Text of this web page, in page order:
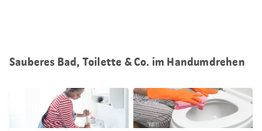
Sauberes Bad, Toilette & Co. im Handumdrehen